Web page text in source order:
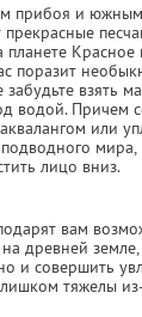
прибоя и
планете
поразит
взять
водой. Причем
или
мира,
лицо вниз.
вам
древней
и совершить
тяжелы